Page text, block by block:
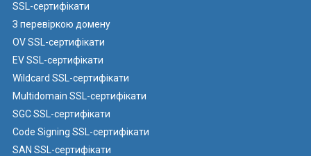
SSL-сертифікати
З перевіркою домену
OV SSL-сертифікати
EV SSL-сертифікати
Wildcard SSL-сертифікати
Multidomain SSL-сертифікати
SGC SSL-сертифікати
Code Signing SSL-сертифікати
SAN SSL-сертифікати